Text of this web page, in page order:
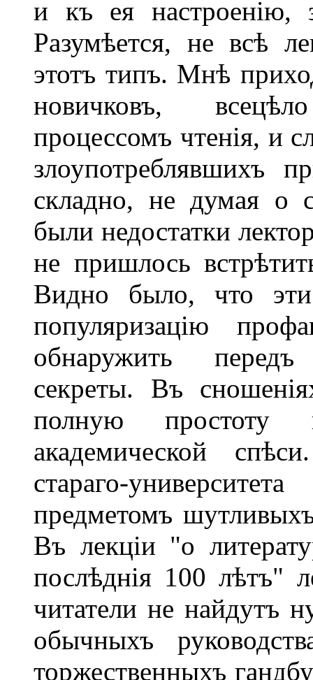
и къ ея настроенію,
Разумѣется, не всѣ
этотъ типъ. Мнѣ
новичковъ,
процессомъ чтенія, и
злоупотреблявшихъ
складно, не думая о
были недостатки
не пришлось
Видно было, что
популяризацію
обнаружить
секреты. Въ
полную простоту
академической
стараго-
предметомъ
Въ лекціи "о
послѣднія 100 лѣтъ"
читатели не найдутъ
обычныхъ
торжественныхъ